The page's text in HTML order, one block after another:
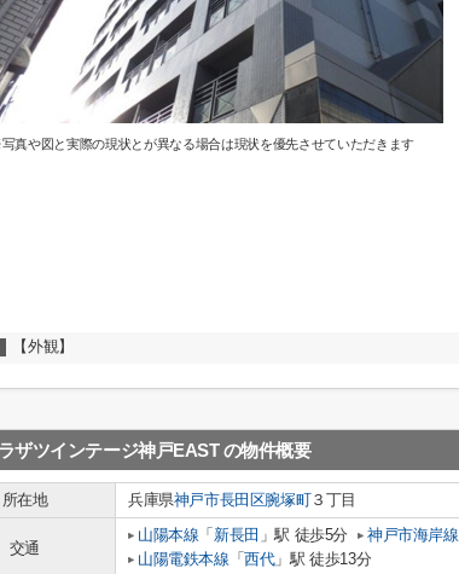
真や図と実際の現状とが異なる場合は現状を優先させていただきます
【外観】
ザツインテージ神戸EAST の物件概要
所在地 兵庫県神戸市長田区腕塚町３丁目
交通
山陽本線 「 新長田 」駅 徒歩5分 神戸市海岸線
山陽電鉄本線 「西代」駅 徒歩13分